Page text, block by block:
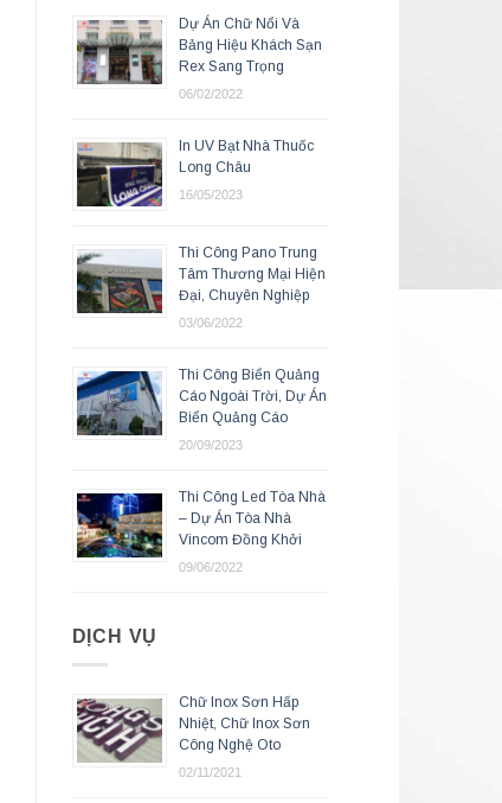
Dự Án Chữ Nổi Và
Bảng Hiệu Khách Sạn
Rex Sang Trọng
06/02/2022
In UV Bạt Nhà Thuốc
Long Châu
16/05/2023
Thi Công Pano Trung
Tâm Thương Mại Hiện
Đại, Chuyên Nghiệp
03/06/2022
Thi Công Biển Quảng
Cáo Ngoài Trời, Dự Án
Biển Quảng Cáo
20/09/2023
Thi Công Led Tòa Nhà
– Dự Án Tòa Nhà
Vincom Đồng Khởi
09/06/2022
DỊCH VỤ
Chữ Inox Sơn Hấp
Nhiệt, Chữ Inox Sơn
Công Nghệ Oto
02/11/2021